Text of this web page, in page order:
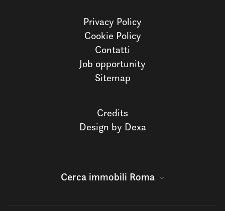
Privacy Policy
Cookie Policy
Contatti
Job opportunity
Sitemap
Credits
Design by Dexa
Cerca immobili Roma